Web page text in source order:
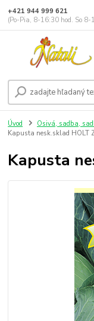
+421 944 999 621
(Po-Pia, 8-16:30 hod. So 8-
Úvod Osivá, sadba,
Kapusta nesk.sklad HOLT
Kapusta